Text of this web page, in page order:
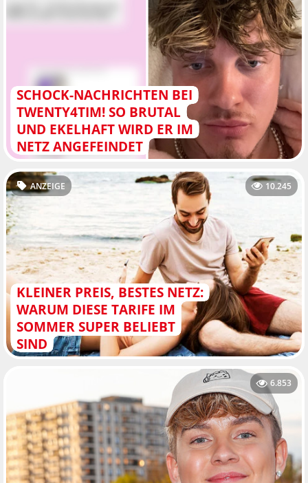
SCHOCK-NACHRICHTEN BEI
TWENTY4TIM! SO BRUTAL
UND EKELHAFT WIRD ER IM
NETZ ANGEFEINDET
KLEINER PREIS, BESTES NETZ:
WARUM DIESE TARIFE IM
SOMMER SUPER BELIEBT
SIND
ANZEIGE 10.245
6.853